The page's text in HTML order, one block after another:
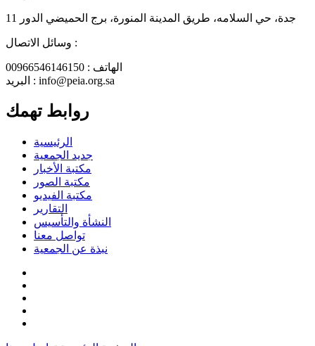
جدة، حي السلامه، طريق المدينة المنورة، برج الحميضي الدور 11
وسائل الاتصال :
الهاتف : 00966546146150
البريد : info@peia.org.sa
روابط تهمك
الرئيسية
جديد الجمعية
مكتبة الأخبار
مكتبة الصور
مكتبة الفيديو
التقارير
النشأة والتأسيس
تواصل معنا
نبذة عن الجمعية